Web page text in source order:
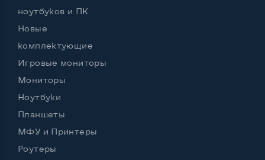
Возможности видеокарты:
Тип видеокарты
Видеопроцессор ноутбука
Размер видеопамяти, Гб
Удобство пользования:
Материал корпуса
Подсветка клавиатуры
ноутбуков и ПК
Новые
комплектующие
Игровые мониторы
Мониторы
Ноутбуки
Планшеты
МФУ и Принтеры
Роутеры